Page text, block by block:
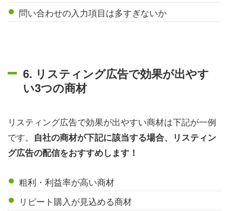
問い合わせの入力項目は多すぎないか
6. リスティング広告で効果が出やす
い3つの商材
リスティング広告で効果が出やすい商材は下記が一例
です。 自社の商材が下記に該当する場合、リスティン
グ広告の配信をおすすめします！
粗利・利益率が高い商材
リピート購入が見込める商材